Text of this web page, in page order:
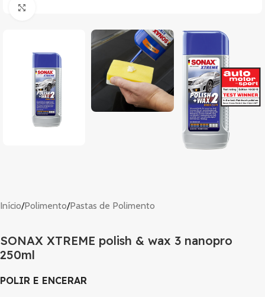
Início/Polimento/Pastas de Polimento
SONAX XTREME polish & wax 3 nanopro
250ml
POLIR E ENCERAR